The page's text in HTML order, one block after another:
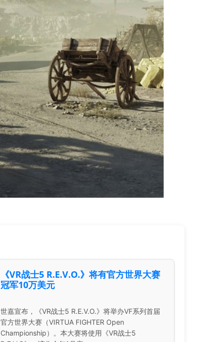
《VR战士5 R.E.V.O.》将有官方世界大赛
冠军10万美元
世嘉宣布，《VR战士5 R.E.V.O.》将举办VF系列首届
官方世界大赛（VIRTUA FIGHTER Open
Championship）。本大赛将使用《VR战士5